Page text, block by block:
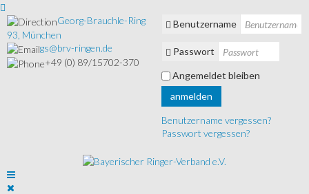
Georg-Brauchle-Ring
93, München
gs@brv-ringen.de
+49 (0) 89/15702-370
Benutzername
Passwort
Angemeldet bleiben
anmelden
Benutzername vergessen?
Passwort vergessen?